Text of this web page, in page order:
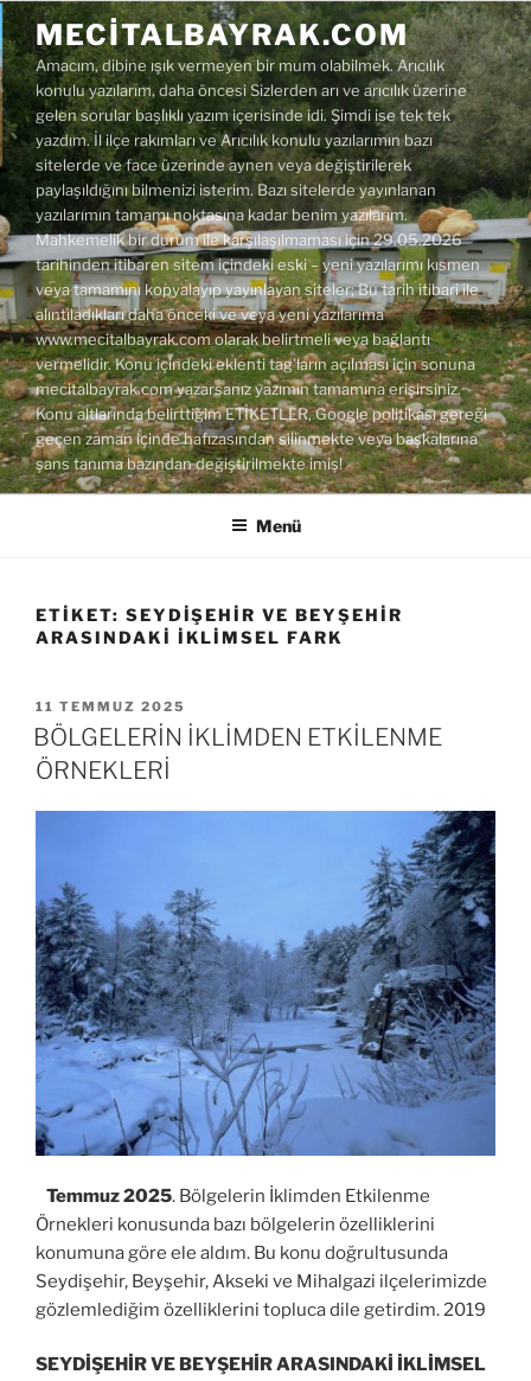
İçeriğe
geç MECITALBAYRAK.COM
Amacım, dibine ışık vermeyen bir mum olabilmek. Arıcılık
konulu yazılarım, daha öncesi Sizlerden arı ve arıcılık üzerine
gelen sorular başlıklı yazım içerisinde idi. Şimdi ise tek tek
yazdım. İl ilçe rakımları ve Arıcılık konulu yazılarımın bazı
sitelerde ve face üzerinde aynen veya değiştirilerek
paylaşıldığını bilmenizi isterim. Bazı sitelerde yayınlanan
yazılarımın tamamı noktasına kadar benim yazılarım.
Mahkemelik bir durum ile karşılaşılmaması için 29.05.2026
tarihinden itibaren sitem içindeki eski – yeni yazılarımı kısmen
veya tamamını kopyalayıp yayınlayan siteler; Bu tarih itibari ile
alıntıladıkları daha önceki ve veya yeni yazılarıma
www.mecitalbayrak.com olarak belirtmeli veya bağlantı
vermelidir. Konu içindeki eklenti tag'ların açılması için sonuna
mecitalbayrak.com yazarsanız yazımın tamamına erişirsiniz.
Konu altlarında belirttiğim ETİKETLER, Google politikası gereği
geçen zaman içinde hafızasından silinmekte veya başkalarına
şans tanıma bazından değiştirilmekte imiş!
Menü
ETIKET: SEYDIŞEHIR VE BEYŞEHIR
ARASINDAKI IKLIMSEL FARK
YAYIM
TARIHI
11 TEMMUZ 2025
BÖLGELERİN İKLİMDEN ETKİLENME
ÖRNEKLERİ
Temmuz 2025. Bölgelerin İklimden Etkilenme
Örnekleri konusunda bazı bölgelerin özelliklerini
konumuna göre ele aldım. Bu konu doğrultusunda
Seydişehir, Beyşehir, Akseki ve Mihalgazi ilçelerimizde
gözlemlediğim özelliklerini topluca dile getirdim. 2019
SEYDİŞEHİR VE BEYŞEHİR ARASINDAKİ İKLİMSEL